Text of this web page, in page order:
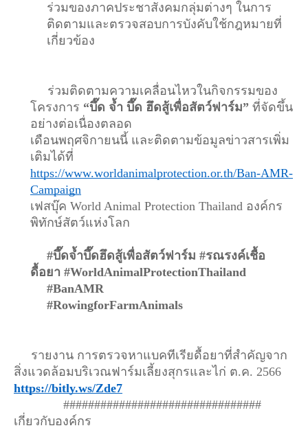
ร่วมของภาคประชาสังคมกลุ่มต่างๆ ในการ
ติดตามและตรวจสอบการบังคับใช้กฎหมายที่
เกี่ยวข้อง
โครงการ “บึ๊ด จ้ำ บึ๊ด ฮึดสู้เพื่อสัตว์ฟาร์ม” ที่จัดขึ้น
อย่างต่อเนื่องตลอด
เดือนพฤศจิกายนนี้ และติดตามข้อมูลข่าวสารเพิ่ม
https://www.worldanimalprotection.or.th/Ban-AMR-
Campaign
เฟสบุ๊ค World Animal Protection Thailand องค์กร
พิทักษ์สัตว์แห่งโลก
#บึ๊ดจ้ำบึ๊ดฮึดสู้เพื่อสัตว์ฟาร์ม #รณรงค์เชื้อ
ดื้อยา #WorldAnimalProtectionThailand
#BanAMR
#RowingforFarmAnimals
     รายงาน
การตรวจหาแบคทีเรียดื้อยาที่สำคัญจาก
สิ่งแวดล้อมบริเวณฟาร์มเลี้ยงสุกรและไก่ ต.ค. 2566
https://bitly.ws/Zde7
################################
เกี่ยวกับองค์กร